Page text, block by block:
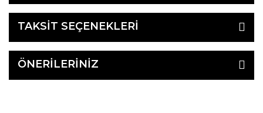
TAKSİT SEÇENEKLERİ
ÖNERİLERİNİZ